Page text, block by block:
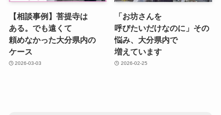
【相談事例】菩提寺は​
ある。​でも​遠くて​
頼めなかった​大分県内の​
ケース
2026-03-03
「お坊さんを​
呼びたいだけなのに」​その​
悩み、​大分​県内で​
増えています
2026-02-25